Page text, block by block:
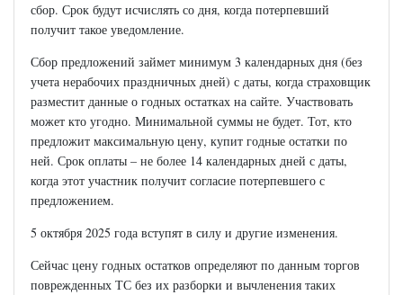
сбор. Срок будут исчислять со дня, когда потерпевший
получит такое уведомление.
Сбор предложений займет минимум 3 календарных дня (без
учета нерабочих праздничных дней) с даты, когда страховщик
разместит данные о годных остатках на сайте. Участвовать
может кто угодно. Минимальной суммы не будет. Тот, кто
предложит максимальную цену, купит годные остатки по
ней. Срок оплаты – не более 14 календарных дней с даты,
когда этот участник получит согласие потерпевшего с
предложением.
5 октября 2025 года вступят в силу и другие изменения.
Сейчас цену годных остатков определяют по данным торгов
поврежденных ТС без их разборки и вычленения таких